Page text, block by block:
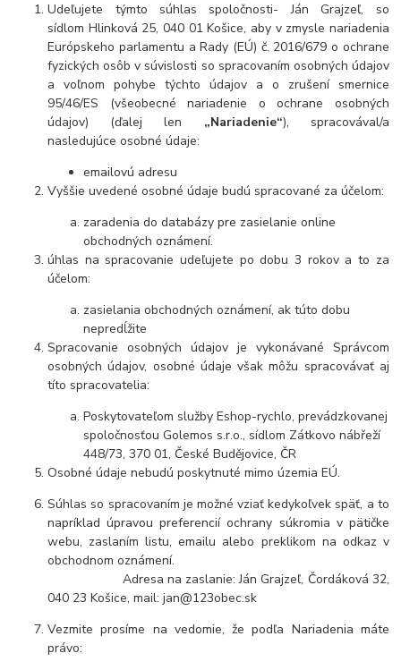
Udeľujete týmto súhlas spoločnosti- Ján Grajzeľ, so
sídlom Hlinková 25, 040 01 Košice, aby v zmysle nariadenia
Európskeho parlamentu a Rady (EÚ) č. 2016/679 o ochrane
fyzických osôb v súvislosti so spracovaním osobných údajov
a voľnom pohybe týchto údajov a o zrušení smernice
95/46/ES (všeobecné nariadenie o ochrane osobných
údajov) (ďalej len „Nariadenie“), spracovával/a
nasledujúce osobné údaje:
emailovú adresu
Vyššie uvedené osobné údaje budú spracované za účelom:
zaradenia do databázy pre zasielanie online
obchodných oznámení.
úhlas na spracovanie udeľujete po dobu 3 rokov a to za
účelom:
zasielania obchodných oznámení, ak túto dobu
nepredĺžite
Spracovanie osobných údajov je vykonávané Správcom
osobných údajov, osobné údaje však môžu spracovávať aj
títo spracovatelia:
Poskytovateľom služby Eshop-rychlo, prevádzkovanej
spoločnosťou Golemos s.r.o., sídlom Zátkovo nábřeží
448/73, 370 01, České Budějovice, ČR
Osobné údaje nebudú poskytnuté mimo územia EÚ.
Súhlas so spracovaním je možné vziať kedykoľvek späť, a to
napríklad úpravou preferencií ochrany súkromia v pätičke
webu, zaslaním listu, emailu alebo preklikom na odkaz v
obchodnom oznámení.
Adresa na zaslanie: Ján Grajzeľ, Čordáková 32,
040 23 Košice, mail: jan@123obec.sk
Vezmite prosíme na vedomie, že podľa Nariadenia máte
právo: